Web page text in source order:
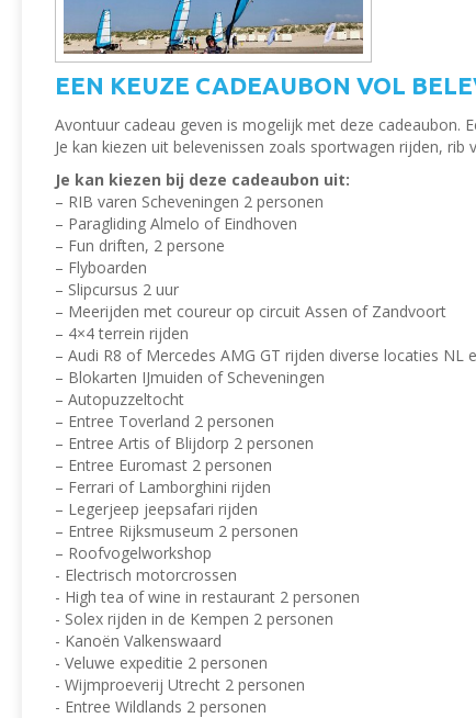
EEN KEUZE CADEAUBON VOL
Avontuur cadeau geven is mogelijk met deze cadeaubon.
Je kan kiezen uit belevenissen zoals sportwagen rijden,
Je kan kiezen bij deze cadeaubon uit:
– RIB varen Scheveningen 2 personen
– Paragliding Almelo of Eindhoven
– Fun driften, 2 persone
– Flyboarden
– Slipcursus 2 uur
– Meerijden met coureur op circuit Assen of Zandvoort
– 4×4 terrein rijden
– Audi R8 of Mercedes AMG GT rijden diverse locaties NL
– Blokarten IJmuiden of Scheveningen
– Autopuzzeltocht
– Entree Toverland 2 personen
– Entree Artis of Blijdorp 2 personen
– Entree Euromast 2 personen
– Ferrari of Lamborghini rijden
– Legerjeep jeepsafari rijden
– Entree Rijksmuseum 2 personen
– Roofvogelworkshop
- Electrisch motorcrossen
- High tea of wine in restaurant 2 personen
- Solex rijden in de Kempen 2 personen
- Kanoën Valkenswaard
- Veluwe expeditie 2 personen
- Wijmproeverij Utrecht 2 personen
- Entree Wildlands 2 personen